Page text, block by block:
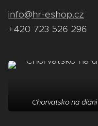
info@hr-eshop.cz
+420 723 526 296
Chorvatsko na dlani